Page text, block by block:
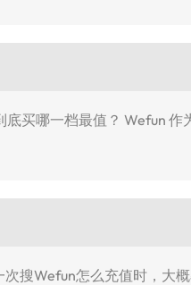
买哪一档最值？ Wefun
搜Wefun怎么充值时，大